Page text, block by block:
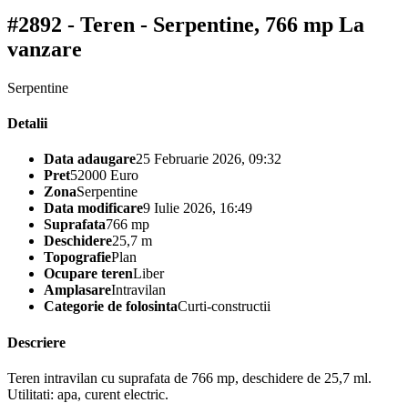
#2892 - Teren - Serpentine, 766 mp La
vanzare
Serpentine
Detalii
Data adaugare25 Februarie 2026, 09:32
Pret52000 Euro
ZonaSerpentine
Data modificare9 Iulie 2026, 16:49
Suprafata766 mp
Deschidere25,7 m
TopografiePlan
Ocupare terenLiber
AmplasareIntravilan
Categorie de folosintaCurti-constructii
Descriere
Teren intravilan cu suprafata de 766 mp, deschidere de 25,7 ml.
Utilitati: apa, curent electric.